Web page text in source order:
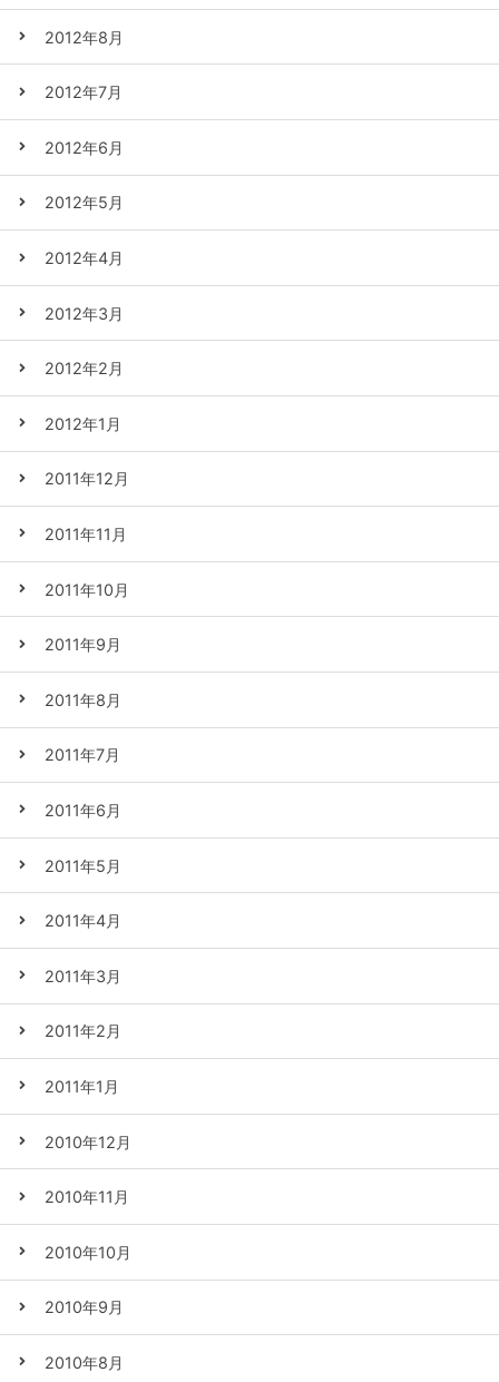
2012年8月
2012年7月
2012年6月
2012年5月
2012年4月
2012年3月
2012年2月
2012年1月
2011年12月
2011年11月
2011年10月
2011年9月
2011年8月
2011年7月
2011年6月
2011年5月
2011年4月
2011年3月
2011年2月
2011年1月
2010年12月
2010年11月
2010年10月
2010年9月
2010年8月